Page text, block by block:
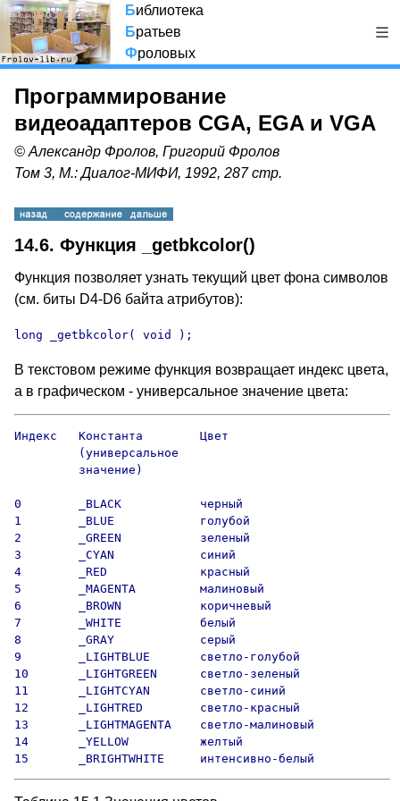
Библиотека
Братьев
Фроловых
Программирование
видеоадаптеров CGA, EGA и VGA
© Александр Фролов, Григорий Фролов
Том 3, М.: Диалог-МИФИ, 1992, 287 стр.
14.6. Функция _getbkcolor()
Функция позволяет узнать текущий цвет фона символов
(см. биты D4-D6 байта атрибутов):
long _getbkcolor( void );
В текстовом режиме функция возвращает индекс цвета,
а в графическом - универсальное значение цвета:
Индекс   Константа        Цвет
         (универсальное
         значение)
0        _BLACK           черный
1        _BLUE            голубой
2        _GREEN           зеленый
3        _CYAN            синий
4        _RED             красный
5        _MAGENTA         малиновый
6        _BROWN           коричневый
7        _WHITE           белый
8        _GRAY            серый
9        _LIGHTBLUE       светло-голубой
10       _LIGHTGREEN      светло-зеленый
11       _LIGHTCYAN       светло-синий
12       _LIGHTRED        светло-красный
13       _LIGHTMAGENTA    светло-малиновый
14       _YELLOW          желтый
15       _BRIGHTWHITE     интенсивно-белый